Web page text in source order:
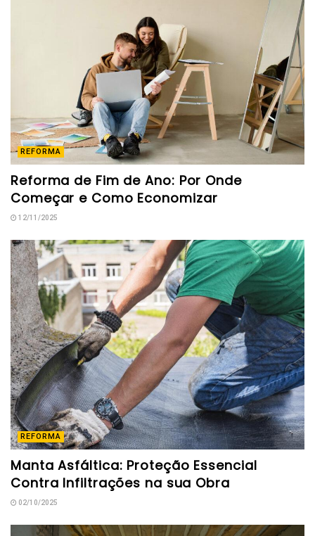
REFORMA
Reforma de Fim de Ano: Por Onde
Começar e Como Economizar
12/11/2025
REFORMA
Manta Asfáltica: Proteção Essencial
Contra Infiltrações na sua Obra
02/10/2025